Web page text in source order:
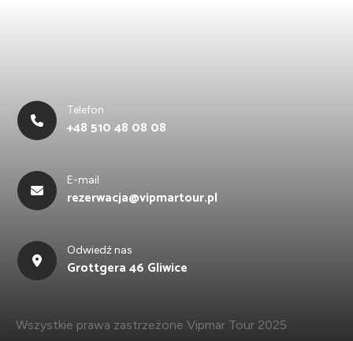
Telefon
+48 510 48 08 08
E-mail
rezerwacja@vipmartour.pl
Odwiedź nas
Grottgera 46 Gliwice
Wszystkie prawa zastrzeżone Vipmar Tour 2025